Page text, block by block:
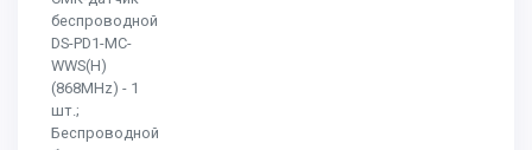
беспроводной
DS-PD1-MC-
WWS(H)
(868MHz) - 1
шт.;
Беспроводной